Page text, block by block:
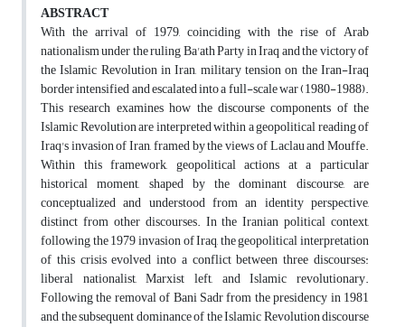
ABSTRACT
With the arrival of 1979, coinciding with the rise of Arab
nationalism under the ruling Ba'ath Party in Iraq and the victory of
the Islamic Revolution in Iran, military tension on the Iran-Iraq
border intensified and escalated into a full-scale war (1980-1988).
This research examines how the discourse components of the
Islamic Revolution are interpreted within a geopolitical reading of
Iraq's invasion of Iran, framed by the views of Laclau and Mouffe.
Within this framework, geopolitical actions at a particular
historical moment, shaped by the dominant discourse, are
conceptualized and understood from an identity perspective,
distinct from other discourses. In the Iranian political context,
following the 1979 invasion of Iraq, the geopolitical interpretation
of this crisis evolved into a conflict between three discourses:
liberal nationalist, Marxist left, and Islamic revolutionary.
Following the removal of Bani Sadr from the presidency in 1981
and the subsequent dominance of the Islamic Revolution discourse